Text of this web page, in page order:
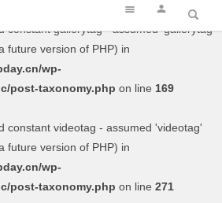
constant gallerytag - assumed 'gallerytag'
future version of PHP) in
wp-
post-taxonomy.php on line 169
constant videotag - assumed 'videotag'
future version of PHP) in
wp-
post-taxonomy.php on line 271